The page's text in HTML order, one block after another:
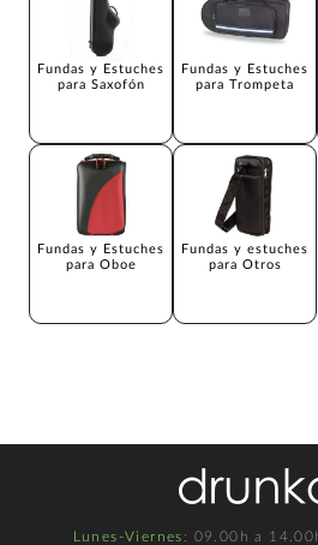
Fundas y Estuches
para Saxofón
Fundas y Estuches
para Trompeta
Fundas y Estuches
para Oboe
Fundas y estuches
para Otros
Lunes-Viernes : 09.00h a